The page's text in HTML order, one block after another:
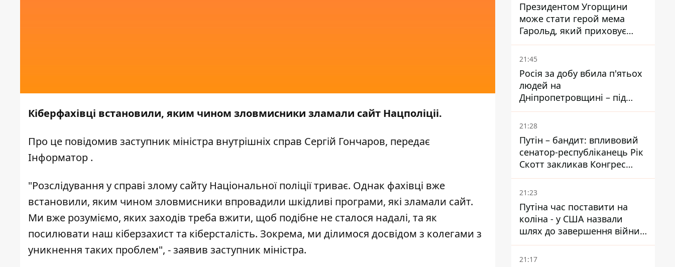
Кіберфахівці встановили, яким чином зловмисники зламали сайт Нацполіціі.
Про це повідомив заступник міністра внутрішніх справ Сергій Гончаров, передає
Інформатор .
"Розслідування у справі злому сайту Національної поліції триває. Однак фахівці вже
встановили, яким чином зловмисники впровадили шкідливі програми, які зламали сайт.
Ми вже розуміємо, яких заходів треба вжити, щоб подібне не сталося надалі, та як
посилювати наш кіберзахист та кіберсталість. Зокрема, ми ділимося досвідом з колегами з
уникнення таких проблем", - заявив заступник міністра.
Президентом Угорщини
може стати герой мема
Гарольд, який приховує
біль – він очолив народне
голосування
21:45
Росія за добу вбила п'ятьох
людей на
Дніпропетровщині – під
ударами опинилися п'ять
районів області
21:28
Путін – бандит: впливовий
сенатор-республіканець Рік
Скотт закликав Конгрес
притягнути РФ до
відповідальності за війну в
Україні
21:23
Путіна час поставити на
коліна - у США назвали
шлях до завершення війни -
National Security Journal
21:17